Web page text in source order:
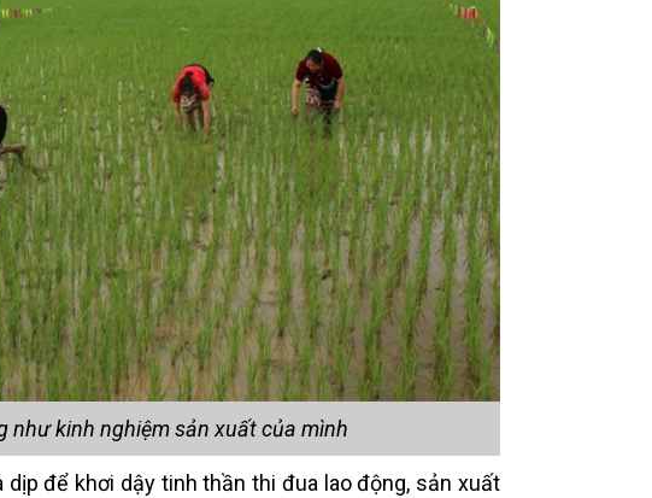
như kinh nghiệm sản xuất của mình
để khơi dậy tinh thần thi đua lao động, sản xuất